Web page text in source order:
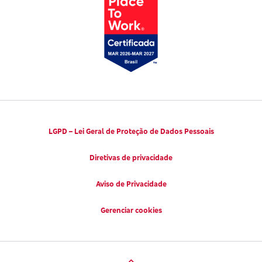
Códigos de Conduta Ética
LGPD – Lei Geral de Proteção de Dados Pessoais
Diretivas de privacidade
Aviso de Privacidade
Gerenciar cookies